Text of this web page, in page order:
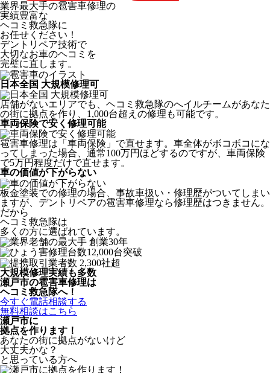
業界最大手の雹害車修理の
実績豊富な
ヘコミ救急隊に
お任せください！
デントリペア技術で
大切なお車のヘコミを
完璧に直します。
日本全国 大規模修理可
店舗がないエリアでも、ヘコミ救急隊のへイルチームがあなた
の街に拠点を作り、1,000台超えの修理も可能です。
車両保険で安く修理可能
雹害車修理は「車両保険」で直せます。車全体がボコボコにな
ってしまった場合、通常100万円ほどするのですが、車両保険
で5万円程度だけで直せます。
車の価値が下がらない
板金塗装での修理の場合、事故車扱い・修理歴がついてしまい
ますが、デントリペアの雹害車修理なら修理歴はつきません。
だから
ヘコミ救急隊は
多くの方に選ばれています。
大規模修理実績も多数
瀬戸市の雹害車修理は
ヘコミ救急隊へ！
今すぐ電話相談する
無料相談はこちら
瀬戸市に
拠点を作ります！
あなたの街に拠点がないけど
大丈夫かな？
と思っている方へ